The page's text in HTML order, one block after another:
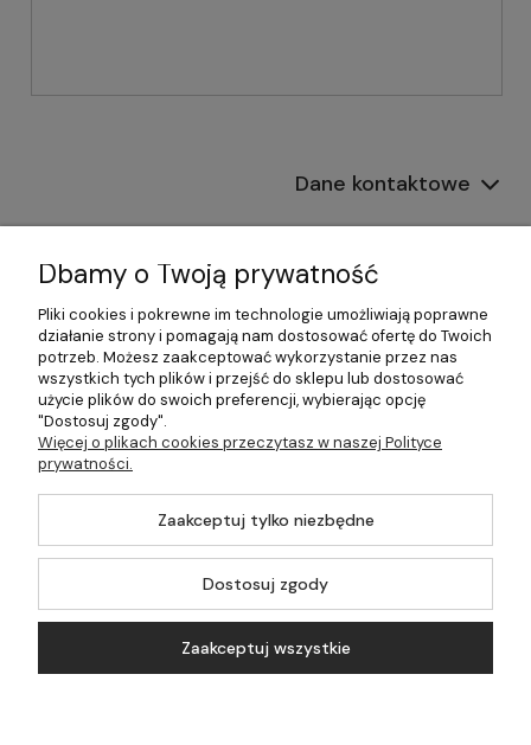
Dane kontaktowe
Informacje
Płatności i dostawa
Pomoc
Moje konto
©2026 Wszelkie Prawa Zastrzeżone | 499.pl - najlepszy sklep z
Dbamy o Twoją prywatność
Pliki cookies i pokrewne im technologie umożliwiają poprawne
działanie strony i pomagają nam dostosować ofertę do Twoich
potrzeb. Możesz zaakceptować wykorzystanie przez nas
wszystkich tych plików i przejść do sklepu lub dostosować
użycie plików do swoich preferencji, wybierając opcję
"Dostosuj zgody".
Więcej o plikach cookies przeczytasz w naszej Polityce
prywatności.
Zaakceptuj tylko niezbędne
Dostosuj zgody
Zaakceptuj wszystkie